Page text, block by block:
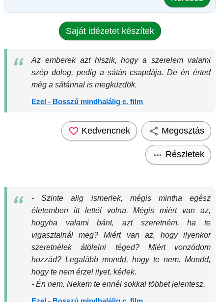
Saját idézetet készítek
Az emberek azt hiszik, hogy a szerelem valami
szép dolog, pedig a sátán csapdája. De én érted
még a sátánnal is megküzdök.
Ezel - Bosszú mindhalálig c. film
Kedvencnek Megosztás
Részletek
- Szinte alig ismerlek, mégis mintha egész
életemben itt lettél volna. Mégis miért van az,
hogyha valami bánt, azt szeretném, ha te
vigasztalnál meg? Miért van az, hogy ilyenkor
szeretnélek átölelni téged? Miért vonzódom
hozzád? Legalább mondd, hogy te nem. Mondd,
hogy te nem érzel ilyet, kérlek.
- Én nem. Nekem te ennél sokkal többet jelentesz.